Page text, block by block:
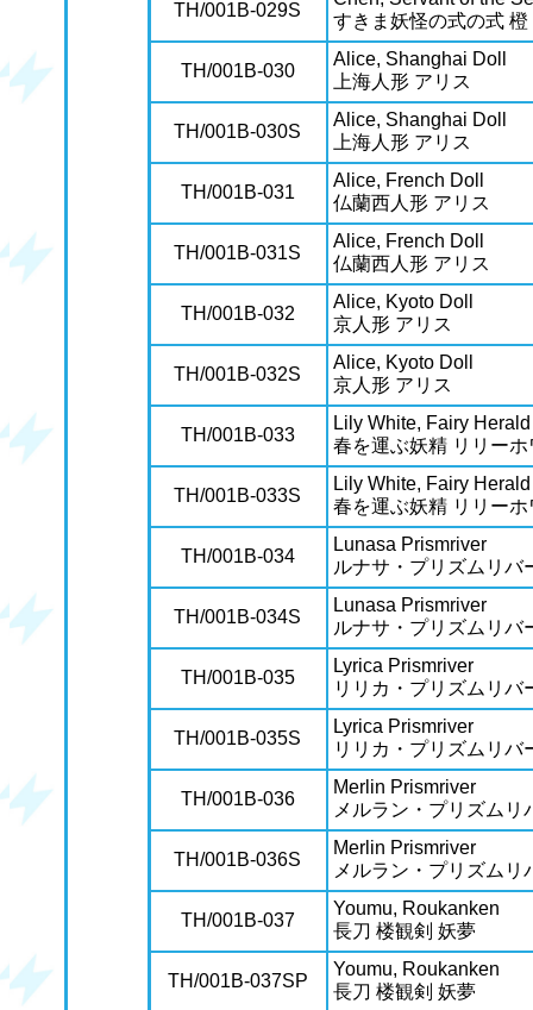
TH/001B-029S
すきま妖怪の式の式 橙
TH/001B-030
Alice, Shanghai Doll
上海人形 アリス
TH/001B-030S
Alice, Shanghai Doll
上海人形 アリス
TH/001B-031
Alice, French Doll
仏蘭西人形 アリス
TH/001B-031S
Alice, French Doll
仏蘭西人形 アリス
TH/001B-032
Alice, Kyoto Doll
京人形 アリス
TH/001B-032S
Alice, Kyoto Doll
京人形 アリス
TH/001B-033
Lily White, Fairy
春を運ぶ妖精 リリー
TH/001B-033S
Lily White, Fairy
春を運ぶ妖精 リリー
TH/001B-034
Lunasa Prismriver
ルナサ・プリズムリバ
TH/001B-034S
Lunasa Prismriver
ルナサ・プリズムリバ
TH/001B-035
Lyrica Prismriver
リリカ・プリズムリバ
TH/001B-035S
Lyrica Prismriver
リリカ・プリズムリバ
TH/001B-036
Merlin Prismriver
メルラン・プリズムリ
TH/001B-036S
Merlin Prismriver
メルラン・プリズムリ
TH/001B-037
Youmu, Roukanken
長刀 楼観剣 妖夢
TH/001B-037SP
Youmu, Roukanken
長刀 楼観剣 妖夢